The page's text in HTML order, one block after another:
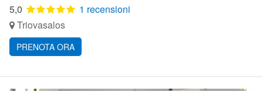
5,0
1 recensioni
Triovasalos
PRENOTA ORA